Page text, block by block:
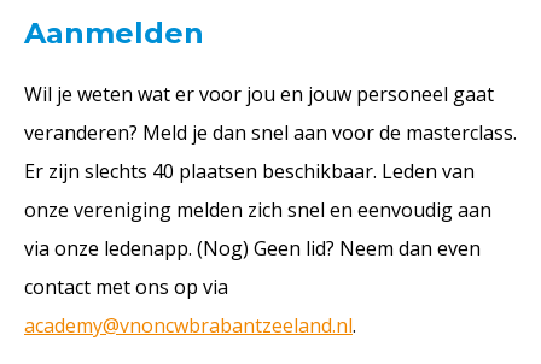
Aanmelden
Wil je weten wat er voor jou en jouw personeel gaat
veranderen? Meld je dan snel aan voor de masterclass.
Er zijn slechts 40 plaatsen beschikbaar. Leden van
onze vereniging melden zich snel en eenvoudig aan
via onze ledenapp. (Nog) Geen lid? Neem dan even
contact met ons op via
academy@vnoncwbrabantzeeland.nl.